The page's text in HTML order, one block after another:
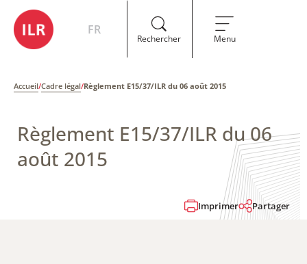
FR
Rechercher Menu
Accueil/Cadre légal/Règlement E15/37/ILR du 06 août 2015
Règlement E15/37/ILR du 06
août 2015
Imprimer Partager